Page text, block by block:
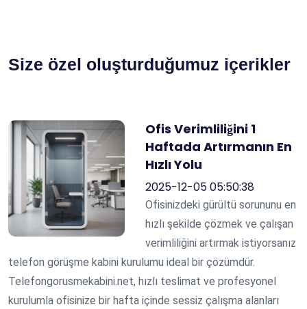
Size özel oluşturduğumuz içerikler
Ofis Verimliliğini 1
Haftada Artırmanın En
Hızlı Yolu
2025-12-05 05:50:38
Ofisinizdeki gürültü sorununu en
hızlı şekilde çözmek ve çalışan
verimliliğini artırmak istiyorsanız
telefon görüşme kabini kurulumu ideal bir çözümdür.
Telefongorusmekabini.net, hızlı teslimat ve profesyonel
kurulumla ofisinize bir hafta içinde sessiz çalışma alanları